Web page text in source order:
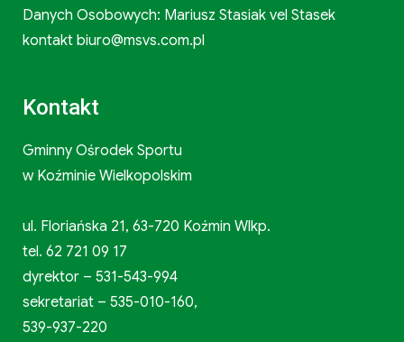
Danych Osobowych: Mariusz Stasiak vel Stasek
kontakt biuro@msvs.com.pl
Kontakt
Gminny Ośrodek Sportu
w Koźminie Wielkopolskim
ul. Floriańska 21, 63-720 Koźmin Wlkp.
tel. 62 721 09 17
dyrektor – 531-543-994
sekretariat – 535-010-160,
539-937-220